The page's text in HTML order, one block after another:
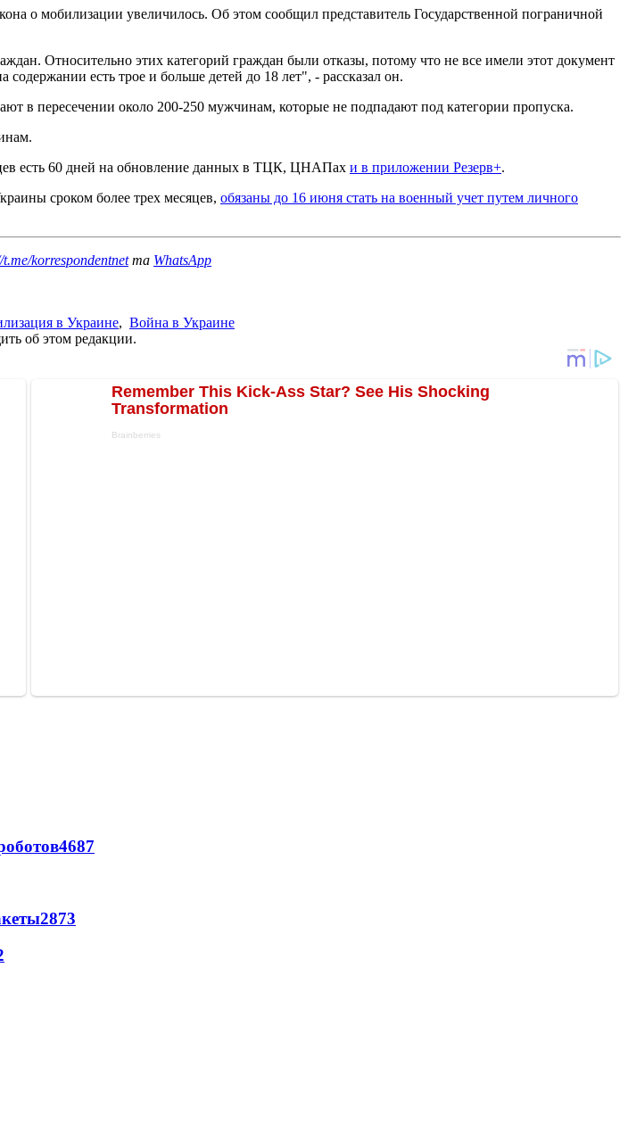
о мобилизации увеличилось. Об этом сообщил представитель Государственной пограничной
Относительно этих категорий граждан были отказы, потому что не все имели этот документ
есть трое и больше детей до 18 лет", - рассказал он.
в пересечении около 200-250 мужчинам, которые не подпадают под категории пропуска.
есть 60 дней на обновление данных в ТЦК, ЦНАПах и в приложении Резерв+.
сроком более трех месяцев, обязаны до 16 июня стать на военный учет путем личного
korrespondentnetта WhatsApp
в Украине, Война в Украине
об этом редакции.
4687
2873